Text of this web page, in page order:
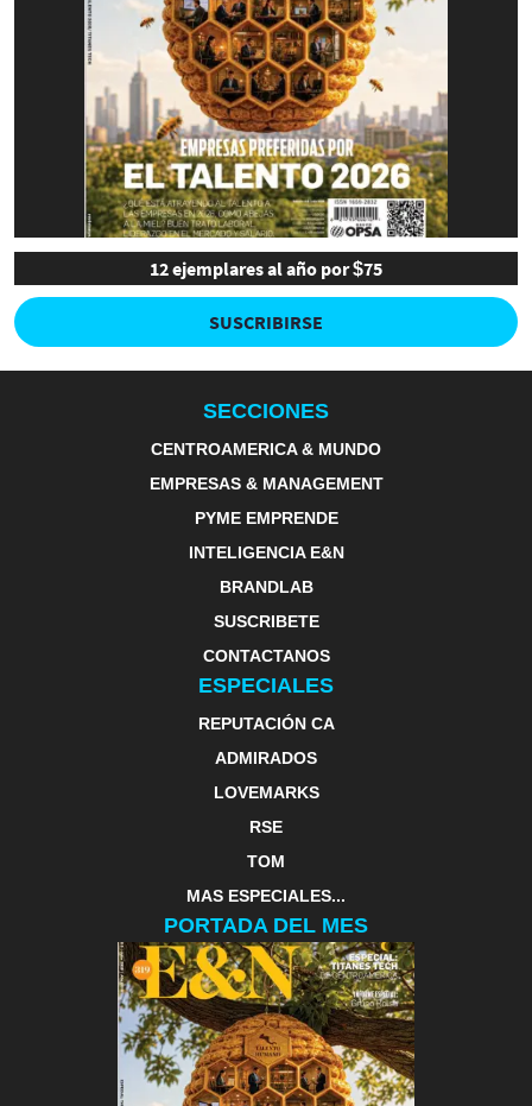
12 ejemplares al año por $75
SUSCRIBIRSE
SECCIONES
CENTROAMERICA & MUNDO
EMPRESAS & MANAGEMENT
PYME EMPRENDE
INTELIGENCIA E&N
BRANDLAB
SUSCRIBETE
CONTACTANOS
ESPECIALES
REPUTACIÓN CA
ADMIRADOS
LOVEMARKS
RSE
TOM
MAS ESPECIALES...
PORTADA DEL MES